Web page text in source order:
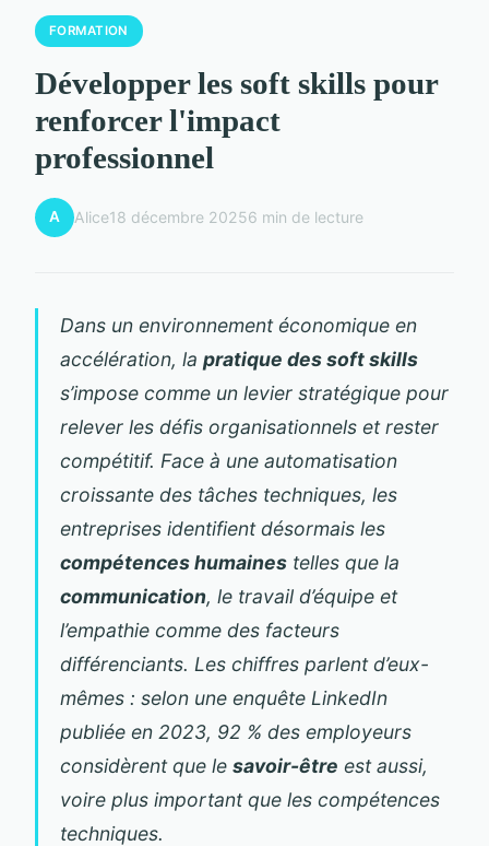
FORMATION
Développer les soft skills pour
renforcer l'impact
professionnel
A Alice18 décembre 20256 min de lecture
Dans un environnement économique en
accélération, la pratique des soft skills
s’impose comme un levier stratégique pour
relever les défis organisationnels et rester
compétitif. Face à une automatisation
croissante des tâches techniques, les
entreprises identifient désormais les
compétences humaines telles que la
communication, le travail d’équipe et
l’empathie comme des facteurs
différenciants. Les chiffres parlent d’eux-
mêmes : selon une enquête LinkedIn
publiée en 2023, 92 % des employeurs
considèrent que le savoir-être est aussi,
voire plus important que les compétences
techniques.